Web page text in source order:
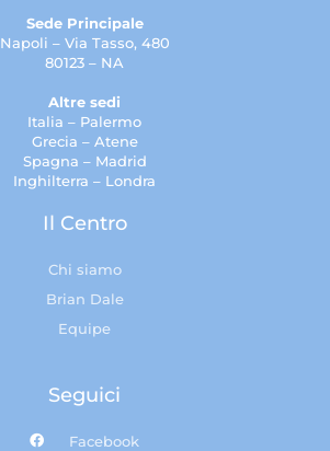
Sede Principale
Napoli – Via Tasso, 480
80123 – NA
Altre sedi
Italia – Palermo
Grecia – Atene
Spagna – Madrid
Inghilterra – Londra
Il Centro
Chi siamo
Brian Dale
Equipe
Seguici
Facebook